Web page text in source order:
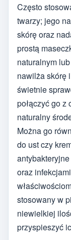
Często
twarzy; jego
skórę oraz
prostą
naturalnym
nawilża skórę
świetnie
połączyć go z
naturalny
Można go
do ust czy
oraz
stosowany w
niewielkiej
przyspieszyć